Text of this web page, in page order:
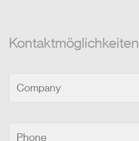
Kontaktmöglichkeiten